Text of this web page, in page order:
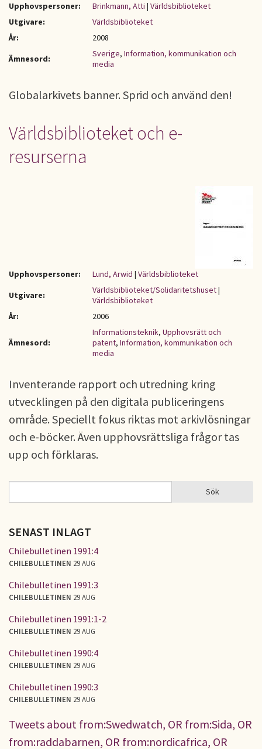
Upphovspersoner: Brinkmann, Atti | Världsbiblioteket
Utgivare:
Världsbiblioteket
År:
2008
Ämnesord:
Sverige, Information, kommunikation och
media
Globalarkivets banner. Sprid och använd den!
Världsbiblioteket och e-
resurserna
Upphovspersoner: Lund, Arwid | Världsbiblioteket
Utgivare:
Världsbiblioteket/Solidaritetshuset|
Världsbiblioteket
År:
2006
Ämnesord:
Informationsteknik, Upphovsrätt och
patent, Information, kommunikation och
media
Inventerande rapport och utredning kring
utvecklingen på den digitala publiceringens
område. Speciellt fokus riktas mot arkivlösningar
och e-böcker. Även upphovsrättsliga frågor tas
upp och förklaras.
SÖKFORMULÄR Sök
SENAST INLAGT
Chilebulletinen 1991:4
CHILEBULLETINEN 29 AUG
Chilebulletinen 1991:3
CHILEBULLETINEN 29 AUG
Chilebulletinen 1991:1-2
CHILEBULLETINEN 29 AUG
Chilebulletinen 1990:4
CHILEBULLETINEN 29 AUG
Chilebulletinen 1990:3
CHILEBULLETINEN 29 AUG
Tweets about from:Swedwatch, OR from:Sida, OR
from:raddabarnen, OR from:nordicafrica, OR